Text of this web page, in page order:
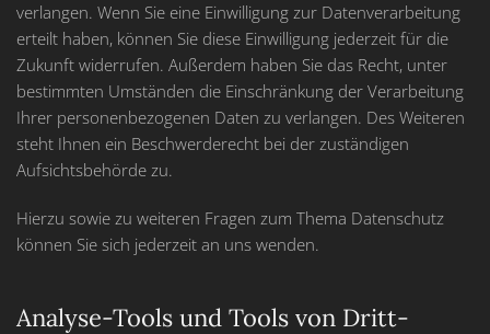
verlangen. Wenn Sie eine Einwilligung zur Datenverarbeitung
erteilt haben, können Sie diese Einwilligung jederzeit für die
Zukunft widerrufen. Außerdem haben Sie das Recht, unter
bestimmten Umständen die Einschränkung der Verarbeitung
Ihrer personenbezogenen Daten zu verlangen. Des Weiteren
steht Ihnen ein Beschwerderecht bei der zuständigen
Aufsichtsbehörde zu.
Hierzu sowie zu weiteren Fragen zum Thema Datenschutz
können Sie sich jederzeit an uns wenden.
Analyse-Tools und Tools von Dritt­